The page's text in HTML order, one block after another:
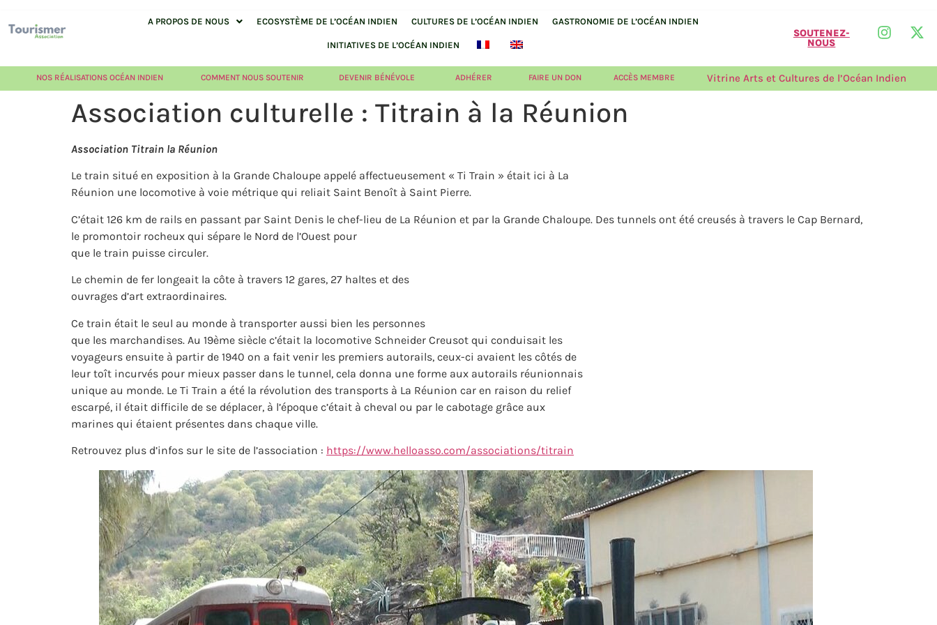
A PROPOS DE NOUS ECOSYSTÈME DE L’OCÉAN INDIEN CULTURES DE L’OCÉAN INDIEN GASTRONOMIE DE L’OCÉAN INDIEN
INITIATIVES DE L’OCÉAN INDIEN
SOUTENEZ-
NOUS
NOS RÉALISATIONS OCÉAN INDIEN COMMENT NOUS SOUTENIR DEVENIR BÉNÉVOLE ADHÉRER FAIRE UN DON ACCÈS MEMBRE Vitrine Arts et Cultures de l’Océan Indien
Association culturelle : Titrain à la Réunion
Association Titrain la Réunion
Le train situé en exposition à la Grande Chaloupe appelé affectueusement « Ti Train » était ici à La
Réunion une locomotive à voie métrique qui reliait Saint Benoît à Saint Pierre.
C’était 126 km de rails en passant par Saint Denis le chef-lieu de La Réunion et par la Grande Chaloupe. Des tunnels ont été creusés à travers le Cap Bernard,
le promontoir rocheux qui sépare le Nord de l’Ouest pour
que le train puisse circuler.
Le chemin de fer longeait la côte à travers 12 gares, 27 haltes et des
ouvrages d’art extraordinaires.
Ce train était le seul au monde à transporter aussi bien les personnes
que les marchandises. Au 19ème siècle c’était la locomotive Schneider Creusot qui conduisait les
voyageurs ensuite à partir de 1940 on a fait venir les premiers autorails, ceux-ci avaient les côtés de
leur toît incurvés pour mieux passer dans le tunnel, cela donna une forme aux autorails réunionnais
unique au monde. Le Ti Train a été la révolution des transports à La Réunion car en raison du relief
escarpé, il était difficile de se déplacer, à l’époque c’était à cheval ou par le cabotage grâce aux
marines qui étaient présentes dans chaque ville.
Retrouvez plus d’infos sur le site de l’association : https://www.helloasso.com/associations/titrain